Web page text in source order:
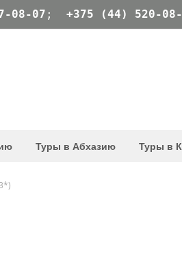
08-07 ; +375 (44) 520-
Туры в Абхазию Туры в